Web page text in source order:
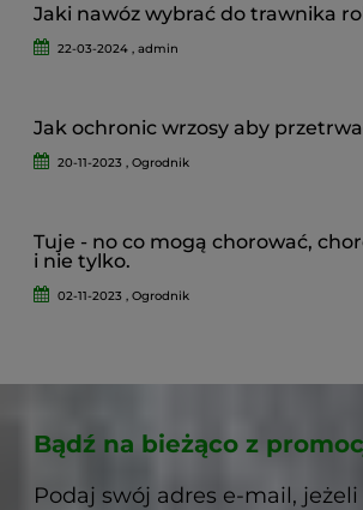
Jaki nawóz wybrać do trawnika
22-03-2024 , admin
Jak ochronic wrzosy aby
20-11-2023 , Ogrodnik
Tuje - no co mogą chorować,
i nie tylko.
02-11-2023 , Ogrodnik
Bądź na bieżąco z
Podaj swój adres e-mail, jeżeli